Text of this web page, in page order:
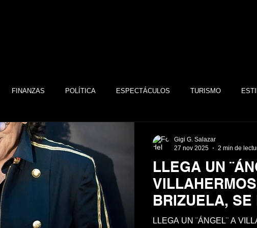
FINANZAS POLÍTICA ESPECTÁCULOS TURISMO
TECNOLOGÍA
FSTSE ESPECTÁCULOS ALTRUISMO
GTO BIENESTAR
LLEGA UN
BRIZUELA, SE
EN EL
LLEGA UN ¨ÁNGEL¨ A
Gigi G. Salazar
27 nov 2025
2 min de